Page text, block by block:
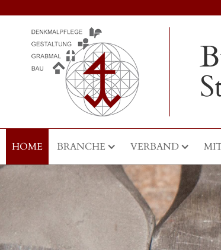
HOME BRANCHE VERBAND